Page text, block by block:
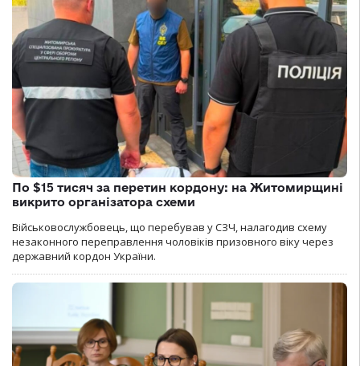
По $15 тисяч за перетин кордону: на Житомирщині
викрито організатора схеми
Військовослужбовець, що перебував у СЗЧ, налагодив схему
незаконного переправлення чоловіків призовного віку через
державний кордон України.